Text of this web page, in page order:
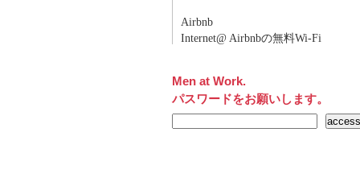
Airbnb
Internet@ Airbnbの無料Wi-Fi
Men at Work.
パスワードをお願いします。